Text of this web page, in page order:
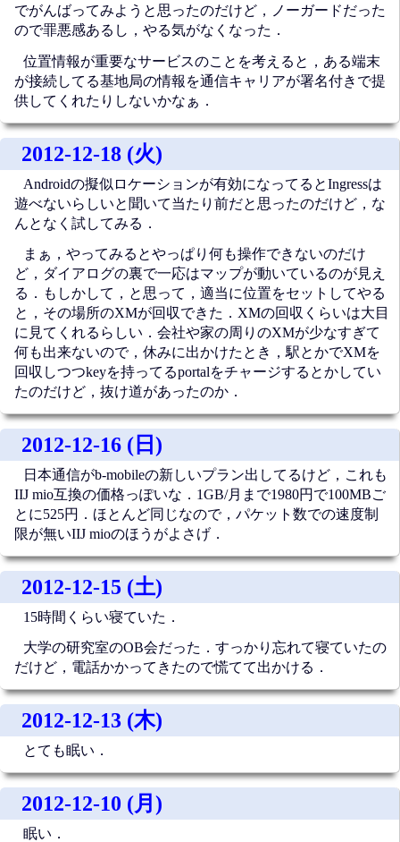
でがんばってみようと思ったのだけど，ノーガードだった
ので罪悪感あるし，やる気がなくなった．
位置情報が重要なサービスのことを考えると，ある端末
が接続してる基地局の情報を通信キャリアが署名付きで提
供してくれたりしないかなぁ．
2012-12-18 (火)
Androidの擬似ロケーションが有効になってるとIngressは
遊べないらしいと聞いて当たり前だと思ったのだけど，な
んとなく試してみる．
まぁ，やってみるとやっぱり何も操作できないのだけ
ど，ダイアログの裏で一応はマップが動いているのが見え
る．もしかして，と思って，適当に位置をセットしてやる
と，その場所のXMが回収できた．XMの回収くらいは大目
に見てくれるらしい．会社や家の周りのXMが少なすぎて
何も出来ないので，休みに出かけたとき，駅とかでXMを
回収しつつkeyを持ってるportalをチャージするとかしてい
たのだけど，抜け道があったのか．
2012-12-16 (日)
日本通信がb-mobileの新しいプラン出してるけど，これも
IIJ mio互換の価格っぽいな．1GB/月まで1980円で100MBご
とに525円．ほとんど同じなので，パケット数での速度制
限が無いIIJ mioのほうがよさげ．
2012-12-15 (土)
15時間くらい寝ていた．
大学の研究室のOB会だった．すっかり忘れて寝ていたの
だけど，電話かかってきたので慌てて出かける．
2012-12-13 (木)
とても眠い．
2012-12-10 (月)
眠い．